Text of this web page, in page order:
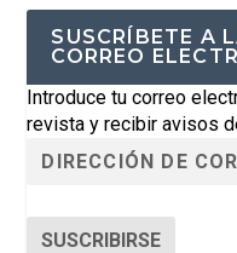
SUSCRÍBETE A
CORREO
Introduce tu correo
revista y recibir avisos
SUSCRIBIRSE